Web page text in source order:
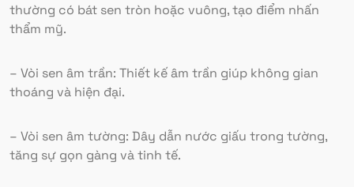
thường có bát sen tròn hoặc vuông, tạo điểm nhấn
thẩm mỹ.
– Vòi sen âm trần: Thiết kế âm trần giúp không gian
thoáng và hiện đại.
– Vòi sen âm tường: Dây dẫn nước giấu trong tường,
tăng sự gọn gàng và tinh tế.